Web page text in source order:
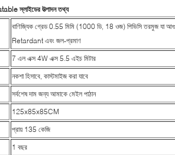
স্লাইডের উত্পাদন তথ্য
বাণিজ্যিক গ্রেড 0.55 মিমি (1000 ডি, 18 ওজ) পিভিসি তরমুজ যা
Retardant এবং জল-প্রমাণ
7 এল এক্স 4W এক্স 5.5 এইচ মিটার
নকশা হিসাবে, কাস্টমাইজ করা যাবে
সর্বশেষ দাম জন্য আমাকে মেইল ​​পাঠান
125x85x85CM
প্রায় 135 কেজি
1 বছর